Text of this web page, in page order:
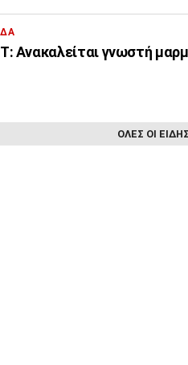
Ανακαλείται γνωστή
ΟΛΕΣ ΟΙ